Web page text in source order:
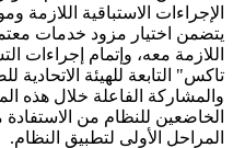
الإجراءات الاستباقية اللازمة
يتضمن اختيار مزود خدمات
اللازمة معه، وإتمام إجراءات
تاكس" التابعة للهيئة الاتحادية
والمشاركة الفاعلة خلال هذه
الخاضعين للنظام من الاستفادة
المراحل الأولى لتطبيق النظام.